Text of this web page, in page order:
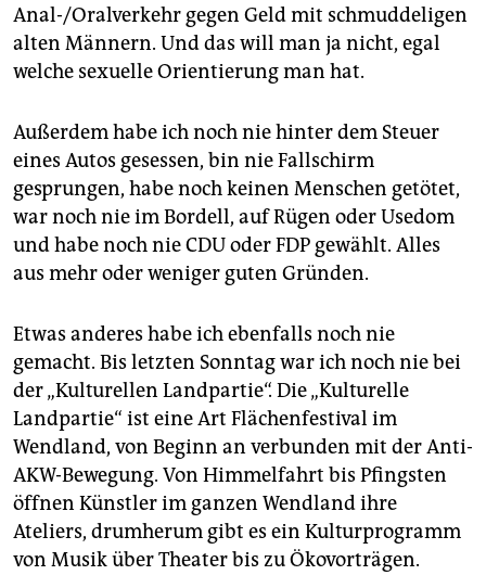
shop
fragen & hilfe
abo
genossenschaft
epaper login
Anal-/Oralverkehr gegen Geld mit schmuddeligen
alten Männern. Und das will man ja nicht, egal
welche sexuelle Orientierung man hat.
Außerdem habe ich noch nie hinter dem Steuer
eines Autos gesessen, bin nie Fallschirm
gesprungen, habe noch keinen Menschen getötet,
war noch nie im Bordell, auf Rügen oder Usedom
und habe noch nie CDU oder FDP gewählt. Alles
aus mehr oder weniger guten Gründen.
Etwas anderes habe ich ebenfalls noch nie
gemacht. Bis letzten Sonntag war ich noch nie bei
der „Kulturellen Landpartie“. Die „Kulturelle
Landpartie“ ist eine Art Flächenfestival im
Wendland, von Beginn an verbunden mit der Anti-
AKW-Bewegung. Von Himmelfahrt bis Pfingsten
öffnen Künstler im ganzen Wendland ihre
Ateliers, drumherum gibt es ein Kulturprogramm
von Musik über Theater bis zu Ökovorträgen.